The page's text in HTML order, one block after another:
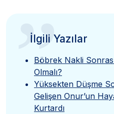
”
İlgili Yazılar
Böbrek Nakli
Olmalı?
Yüksekten Düşme
Gelişen Onur’un
Kurtardı